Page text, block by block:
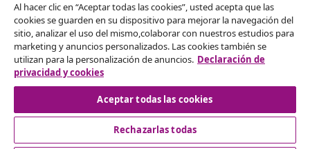
vidaXL
Descubre mas
Al hacer clic en “Aceptar todas las cookies”, usted acepta que las
cookies se guarden en su dispositivo para mejorar la navegación del
sitio, analizar el uso del mismo,colaborar con nuestros estudios para
marketing y anuncios personalizados. Las cookies también se
utilizan para la personalización de anuncios. Declaración de
privacidad y cookies
Aceptar todas las cookies
Rechazarlas todas